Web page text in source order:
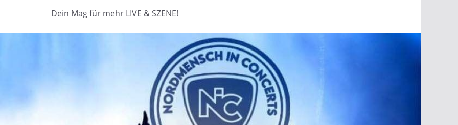
Dein Mag für mehr LIVE & SZENE!